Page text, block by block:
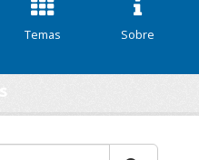
Temas Sobre